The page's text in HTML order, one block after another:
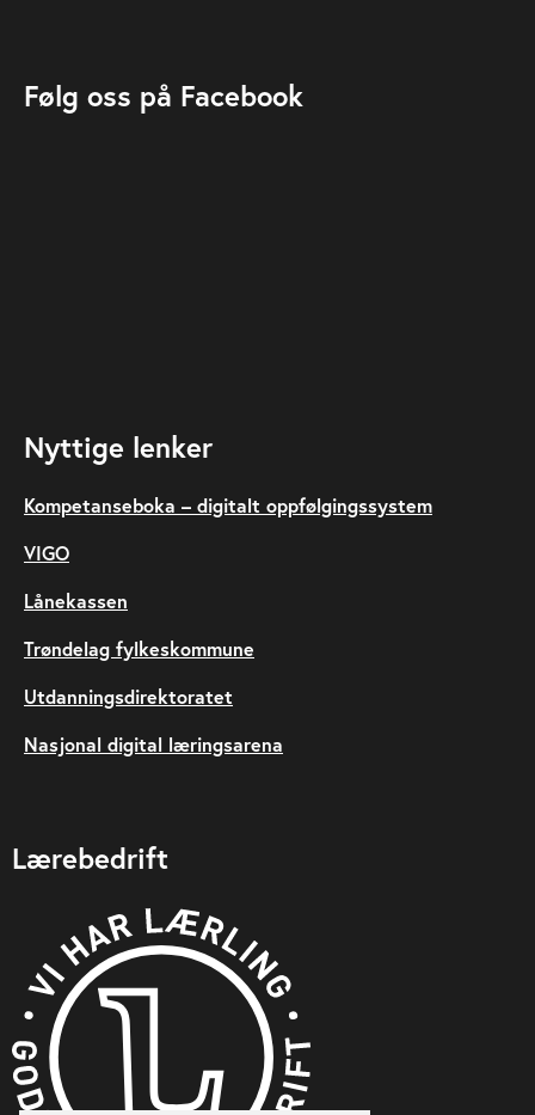
Følg oss på Facebook
Nyttige lenker
Kompetanseboka – digitalt oppfølgingssystem
VIGO
Lånekassen
Trøndelag fylkeskommune
Utdanningsdirektoratet
Nasjonal digital læringsarena
Lærebedrift